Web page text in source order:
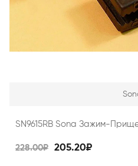
SN9615RB Sona Зажим-
228.00₽ 205.20₽